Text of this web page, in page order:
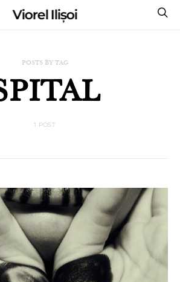
Viorel Ilișoi
POSTS BY TAG
1 POST
MELE CU AUTOGRAF